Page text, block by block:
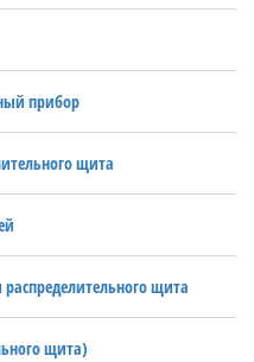
прибор
щита
щита
щита)